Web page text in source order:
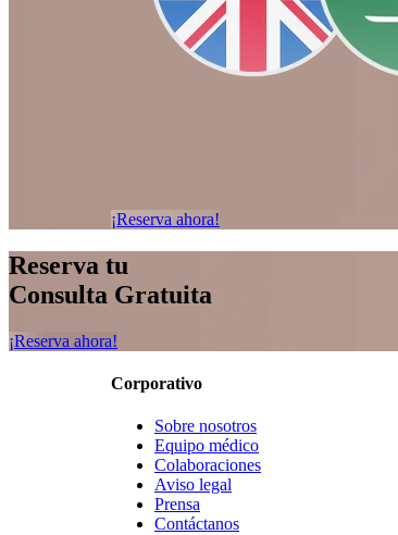
¡Reserva ahora!
Reserva tu
Consulta Gratuita
¡Reserva ahora!
Corporativo
Sobre nosotros
Equipo médico
Colaboraciones
Aviso legal
Prensa
Contáctanos